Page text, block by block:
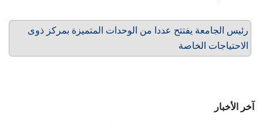
رئيس الجامعة يفتتح عددا من الوحدات المتميزة بمركز ذوى
الاحتياجات الخاصة
آخر الأخبار